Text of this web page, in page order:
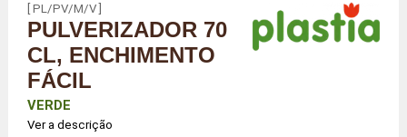
[ PL/PV/M/V ]
PULVERIZADOR 70
CL, ENCHIMENTO
FÁCIL
VERDE
Ver a descrição